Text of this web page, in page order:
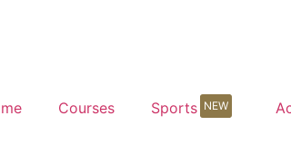
Courses Sports NEW